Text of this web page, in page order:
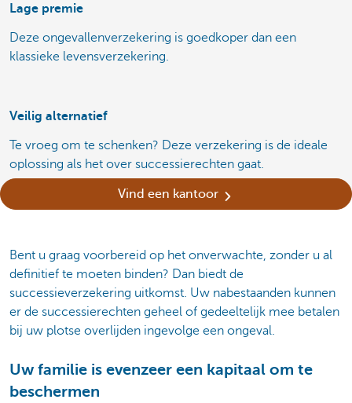
Lage premie
Deze ongevallenverzekering is goedkoper dan een
klassieke levensverzekering.
Veilig alternatief
Te vroeg om te schenken? Deze verzekering is de ideale
oplossing als het over successierechten gaat.
Vind een kantoor
Bent u graag voorbereid op het onverwachte, zonder u al
definitief te moeten binden? Dan biedt de
successieverzekering uitkomst. Uw nabestaanden kunnen
er de successierechten geheel of gedeeltelijk mee betalen
bij uw plotse overlijden ingevolge een ongeval.
Uw familie is evenzeer een kapitaal om te
beschermen